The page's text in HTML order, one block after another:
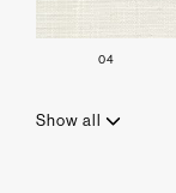
04
Show all